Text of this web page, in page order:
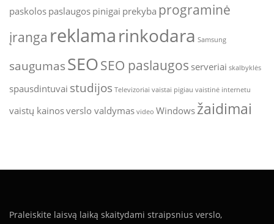
paskolospaslaugospinigai prekyba programinė
įranga reklamarinkodara Samsung
saugumas SEOSEO paslaugos serveriai skalbyklės
spausdintuvai studijos Televizoriai vaistai pigiau vaistinė internetu
vaistų kainosverslo valdymas video Windowsžaidimai
Praleiskite laisvą laiką skaitydami straipsnius verslo,